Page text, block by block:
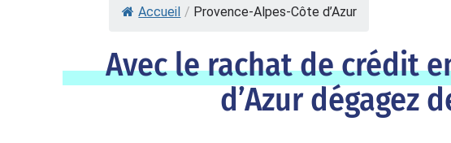
Accueil / Provence-Alpes-Côte d’Azur
Avec le rachat de crédit
d’Azur dégagez